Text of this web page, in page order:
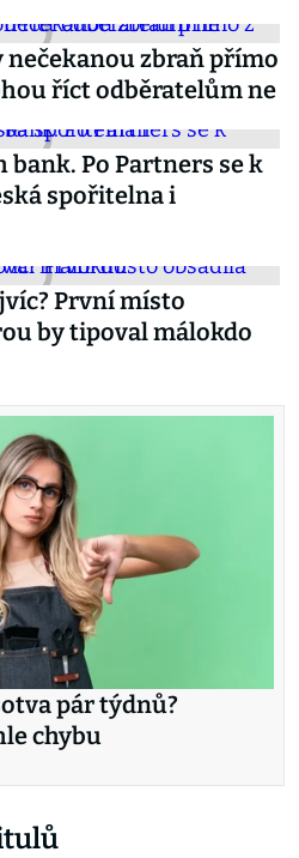
nečekanou zbraň přímo
říct odběratelům ne
bank. Po Partners se k
spořitelna i
První místo
by tipoval málokdo
pár týdnů?
chybu